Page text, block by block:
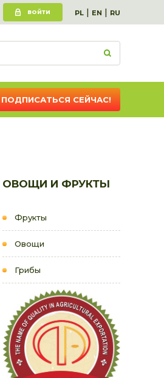
ВОЙТИ PL | EN | RU
ПОДПИСАТЬСЯ СЕЙЧАС!
ОВОЩИ И ФРУКТЫ
Фрукты
Овощи
Грибы